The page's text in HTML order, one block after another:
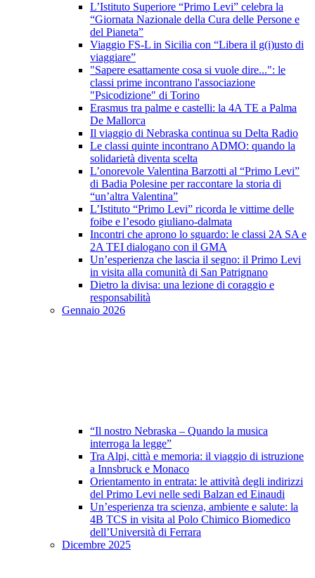
L’Istituto Superiore “Primo Levi” celebra la
“Giornata Nazionale della Cura delle Persone e
del Pianeta”
Viaggio FS-L in Sicilia con “Libera il g(i)usto di
viaggiare”
"Sapere esattamente cosa si vuole dire...": le
classi prime incontrano l'associazione
"Psicodizione" di Torino
Erasmus tra palme e castelli: la 4A TE a Palma
De Mallorca
Il viaggio di Nebraska continua su Delta Radio
Le classi quinte incontrano ADMO: quando la
solidarietà diventa scelta
L’onorevole Valentina Barzotti al “Primo Levi”
di Badia Polesine per raccontare la storia di
“un’altra Valentina”
L’Istituto “Primo Levi” ricorda le vittime delle
foibe e l’esodo giuliano-dalmata
Incontri che aprono lo sguardo: le classi 2A SA e
2A TEI dialogano con il GMA
Un’esperienza che lascia il segno: il Primo Levi
in visita alla comunità di San Patrignano
Dietro la divisa: una lezione di coraggio e
responsabilità
Gennaio 2026
“Il nostro Nebraska – Quando la musica
interroga la legge”
Tra Alpi, città e memoria: il viaggio di istruzione
a Innsbruck e Monaco
Orientamento in entrata: le attività degli indirizzi
del Primo Levi nelle sedi Balzan ed Einaudi
Un’esperienza tra scienza, ambiente e salute: la
4B TCS in visita al Polo Chimico Biomedico
dell’Università di Ferrara
Dicembre 2025